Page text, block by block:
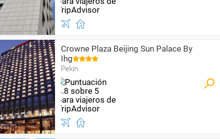
Crowne Plaza Beijing Sun Palace By
Ihg
Pekín